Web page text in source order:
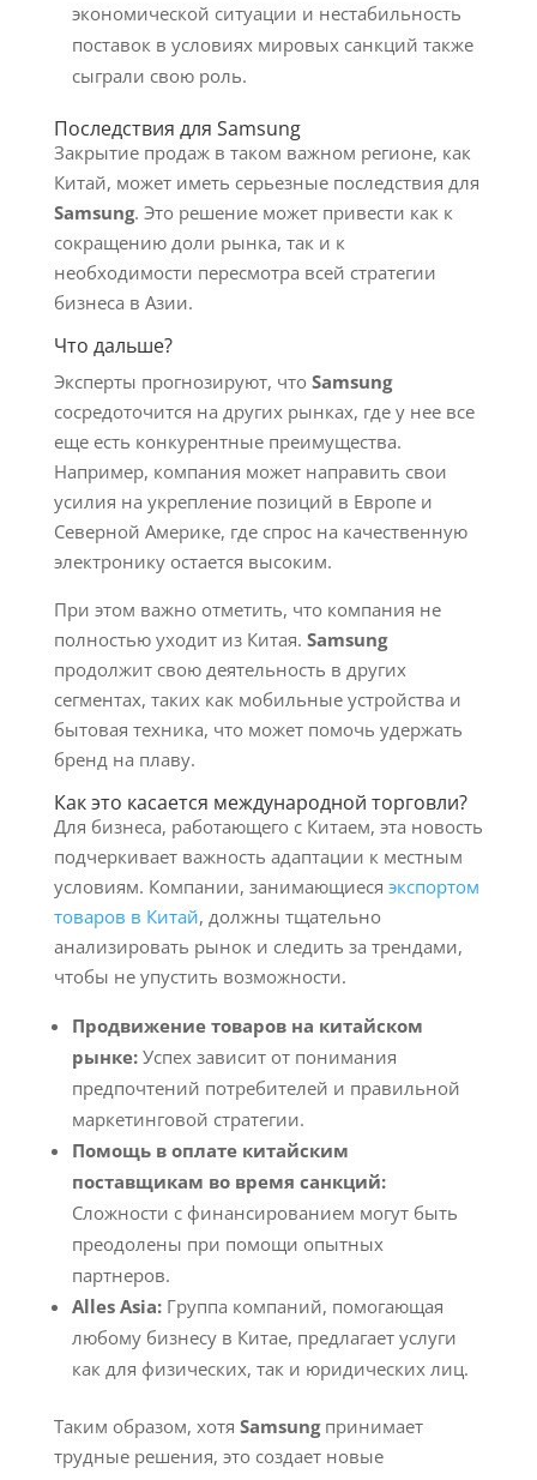
экономической ситуации и нестабильность
поставок в условиях мировых санкций также
сыграли свою роль.
Последствия для Samsung
Закрытие продаж в таком важном регионе, как
Китай, может иметь серьезные последствия для
Samsung. Это решение может привести как к
сокращению доли рынка, так и к
необходимости пересмотра всей стратегии
бизнеса в Азии.
Что дальше?
Эксперты прогнозируют, что Samsung
сосредоточится на других рынках, где у нее все
еще есть конкурентные преимущества.
Например, компания может направить свои
усилия на укрепление позиций в Европе и
Северной Америке, где спрос на качественную
электронику остается высоким.
При этом важно отметить, что компания не
полностью уходит из Китая. Samsung
продолжит свою деятельность в других
сегментах, таких как мобильные устройства и
бытовая техника, что может помочь удержать
бренд на плаву.
Как это касается международной торговли?
Для бизнеса, работающего с Китаем, эта новость
подчеркивает важность адаптации к местным
условиям. Компании, занимающиеся экспортом
товаров в Китай, должны тщательно
анализировать рынок и следить за трендами,
чтобы не упустить возможности.
Продвижение товаров на китайском
рынке:Успех зависит от понимания
предпочтений потребителей и правильной
маркетинговой стратегии.
Помощь в оплате китайским
поставщикам во время санкций:
Сложности с финансированием могут быть
преодолены при помощи опытных
партнеров.
Alles Asia:Группа компаний, помогающая
любому бизнесу в Китае, предлагает услуги
как для физических, так и юридических лиц.
Таким образом, хотя Samsungпринимает
трудные решения, это создает новые